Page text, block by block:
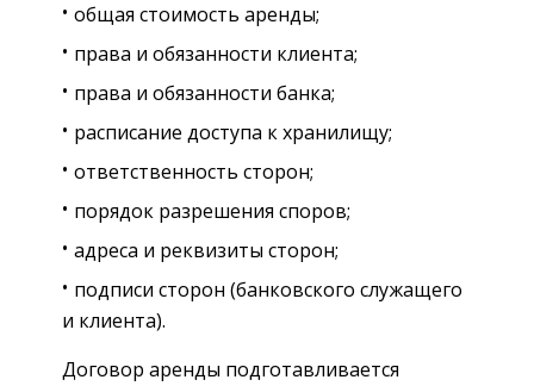
общая стоимость аренды;
права и обязанности клиента;
права и обязанности банка;
расписание доступа к хранилищу;
ответственность сторон;
порядок разрешения споров;
адреса и реквизиты сторон;
подписи сторон (банковского служащего
и клиента).
Договор аренды подготавливается